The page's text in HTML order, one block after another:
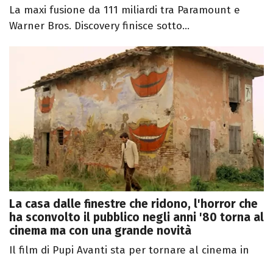
La maxi fusione da 111 miliardi tra Paramount e
Warner Bros. Discovery finisce sotto...
La casa dalle finestre che ridono, l'horror che
ha sconvolto il pubblico negli anni '80 torna al
cinema ma con una grande novità
Il film di Pupi Avanti sta per tornare al cinema in